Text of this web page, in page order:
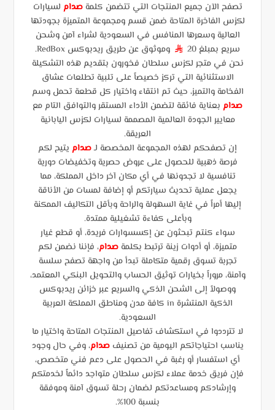
تصفح الآن جميع المنتجات التي تتضمن كلمةصدام لسيارات
لكزس الفاخرة المتاحة ضمن قسم ومجموعة المتميزة بجودتها
العالية وسعرها المنافس في السعودية لشراء آمن وشحن
سريع بمبلغ 20
§ وموثوق عن طريق ريدبوكس RedBox.
نحن في متجر لكزس سلطان فخورون بتقديم هذه التشكيلة
الاستثنائية التي تركز خصيصاً على تلبية تطلعات عشاق
الفخامة والتميز، حيث تم انتقاء واختيار كل قطعة تحمل وسم
صدام بعناية فائقة لتضمن الأداء المستقر والتوافق التام مع
معايير الجودة العالمية المصممة لسيارات لكزس اليابانية
العريقة.
إن تصفحكم لهذه المجموعة المخصصة لـصدام يتيح لكم
فرصة ذهبية للحصول على عروض حصرية وتخفيضات دورية
تنافسية لا تجدونها في أي مكان آخر داخل المملكة، مما
يجعل عملية تحديث سيارتكم أو إضافة لمسات من الأناقة
إليها أمراً في غاية السهولة والراحة وبأقل التكاليف الممكنة
وبأعلى كفاءة تشغيلية ممتدة.
سواء كنتم تبحثون عن إكسسوارات فريدة، أو قطع غيار
متميزة، أو أدوات زينة ترتبط بكلمة صدام، فإننا نضمن لكم
تجربة تسوق رقمية متكاملة تبدأ من واجهة تصفح سلسة
وآمنة، مروراً بخيارات توثيق الحساب والتحويل البنكي المعتمد،
ووصولاً إلى الشحن الذكي والسريع عبر خزائن ريدبوكس
الذكية المنتشرة in كافة مدن ومناطق المملكة العربية
السعودية.
لا تترددوا في استكشاف تفاصيل المنتجات المتاحة واختيار ما
يناسب احتياجاتكم اليومية من تصنيفصدام، وفي حال وجود
أي استفسار أو رغبة في الحصول على دعم فني متخصص،
فإن فريق خدمة عملاء لكزس سلطان متواجد دائماً لخدمتكم
وإرشادكم ومساعدتكم لضمان رحلة تسوق آمنة وموفقة
بنسبة 100%.